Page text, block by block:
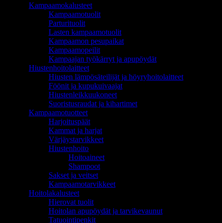
Kampaamokalusteet
Kampaamotuolit
Parturituolit
Lasten kampaamotuolit
Kampaamon pesupaikat
Kampaamopeilit
Kampaajan työkärryt ja apupöydät
Hiustenhoitolaitteet
Hiusten lämpösäteilijät ja höyryhoitolaitteet
Föönit ja kupukuivaajat
Hiustenleikkuukoneet
Suoristusraudat ja kihartimet
Kampaamotuotteet
Harjoituspäät
Kammat ja harjat
Värjäystarvikkeet
Hiustenhoito
Hoitoaineet
Shampoot
Sakset ja veitset
Kampaamotarvikkeet
Hoitolakalusteet
Hierovat tuolit
Hoitolan apupöydät ja tarvikevaunut
Tatuointipenkit